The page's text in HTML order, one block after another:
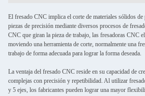
El fresado CNC implica el corte de materiales sólidos
piezas de precisión mediante diversos procesos de
CNC que giran la pieza de trabajo, las fresadoras CNC
moviendo una herramienta de corte, normalmente una
trabajo de forma adecuada para lograr la forma deseada.
La ventaja del fresado CNC reside en su capacidad de
complejas con precisión y repetibilidad. Al utilizar
y 5 ejes, los fabricantes pueden lograr una mayor